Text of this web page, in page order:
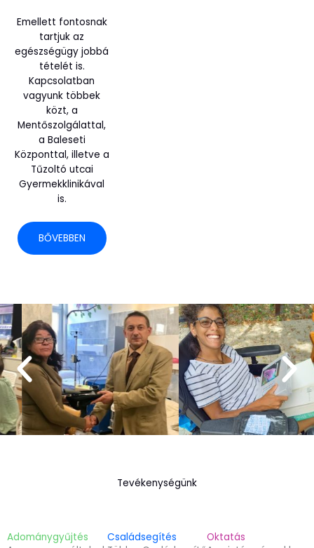
Emellett fontosnak
tartjuk az
egészségügy jobbá
tételét is.
Kapcsolatban
vagyunk többek
közt, a
Mentőszolgálattal,
a Baleseti
Központtal, illetve a
Tűzoltó utcai
Gyermekklinikával
is.
BŐVEBBEN
Tevékenységünk
Adománygyűjtés
Családsegítés
Oktatás